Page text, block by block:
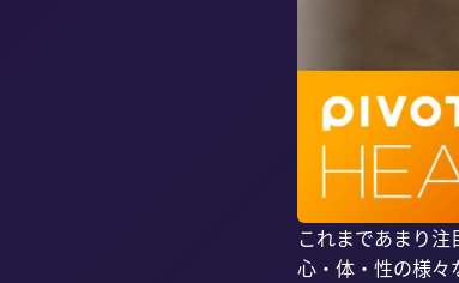
これまであまり
心・体・性の様々